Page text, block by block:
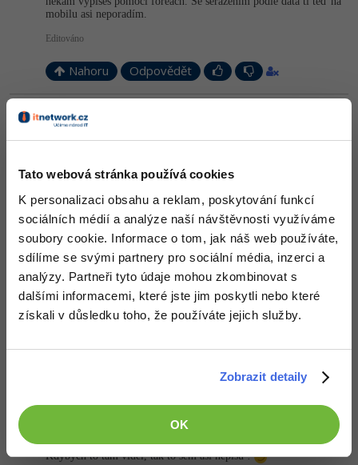
Tato webová stránka používá cookies
K personalizaci obsahu a reklam, poskytování funkcí
sociálních médií a analýze naší návštěvnosti využíváme
soubory cookie. Informace o tom, jak náš web používáte,
sdílíme se svými partnery pro sociální média, inzerci a
analýzy. Partneři tyto údaje mohou zkombinovat s
dalšími informacemi, které jste jim poskytli nebo které
získali v důsledku toho, že používáte jejich služby.
Zobrazit detaily
OK
Linux
Kybernetická bezpečnost
Elektronický podpis
Fórum
Fórum
mobilu asi neporadím.
Editováno
Nahoru Odpovědět
Odpovídá na Matyáš Černohous
Michal Kosobud
narozeniny, jaký by byl prosím kód?
Odpovídá na Michal Kosobud
Matyáš Černohous : 8.4.2014 20:43
Ten kód v tom článku máš. Stačí si to pořádně pročíst - nejlepší
bude, když si to vytvoříš sám podle toho tutoriálu.
osobu v listboxu a automaticky mi jí to vypsalo, pokud má
narozeniny
Kdybych to tam viděl, tak to sem asi nepíšu !